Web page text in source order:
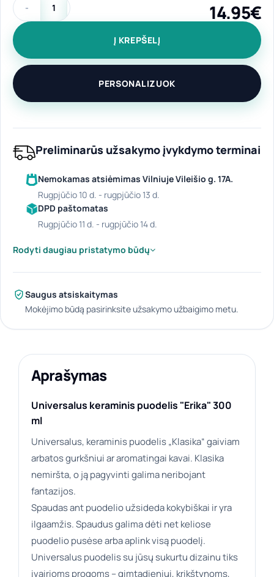
produkto kiekis: Universalus keraminis puodelis "Erika" 300
14.95€
Į KREPŠELĮ
PERSONALIZUOK
Preliminarūs užsakymo įvykdymo terminai
Nemokamas atsiėmimas Vilniuje Vileišio g. 17A.
rugpjūčio 10 d. - rugpjūčio 13 d.
DPD paštomatas
rugpjūčio 11 d. - rugpjūčio 14 d.
Rodyti daugiau pristatymo būdų
Saugus atsiskaitymas
Mokėjimo būdą pasirinksite užsakymo užbaigimo metu.
Aprašymas
Universalus keraminis puodelis "Erika" 300
ml
Universalus, keraminis puodelis „Klasika“ gaiviam
arbatos gurkšniui ar aromatingai kavai. Klasika
nemiršta, o ją pagyvinti galima neribojant
fantazijos.
Spaudas ant puodelio užsideda kokybiškai ir yra
ilgaamžis. Spaudus galima dėti net keliose
puodelio pusėse arba aplink visą puodelį.
Universalus puodelis su jūsų sukurtu dizainu tiks
įvairioms progoms – gimtadieniui, krikštynoms,